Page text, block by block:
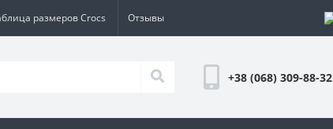
размеров Crocs Отзывы
+38 (068) 309-88-32